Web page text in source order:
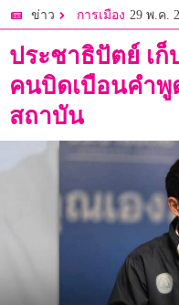
ข่าว การเมือง 29 พ.ค.
ประชาธิปัตย์ เก็
คนบิดเบือนคำพู
สถาบัน